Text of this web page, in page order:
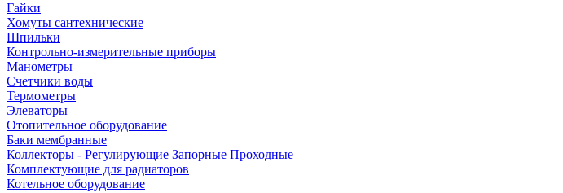
Гайки
Хомуты сантехнические
Шпильки
Контрольно-измерительные приборы
Манометры
Счетчики воды
Термометры
Элеваторы
Отопительное оборудование
Баки мембранные
Коллекторы - Регулирующие Запорные Проходные
Комплектующие для радиаторов
Котельное оборудование